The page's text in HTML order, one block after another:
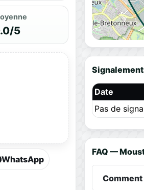
5
WhatsApp
Date
Pas de
FAQ —